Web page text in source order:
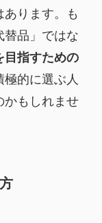
あります。も
替品」ではな
目指すための
的に選ぶ人
かもしれませ